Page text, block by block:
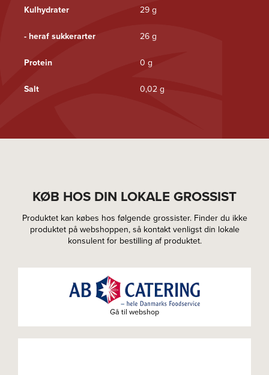
Kulhydrater 29 g
- heraf sukkerarter 26 g
Protein 0 g
Salt 0,02 g
KØB HOS DIN LOKALE GROSSIST
Produktet kan købes hos følgende grossister. Finder du ikke
produktet på webshoppen, så kontakt venligst din lokale
konsulent for bestilling af produktet.
Gå til webshop